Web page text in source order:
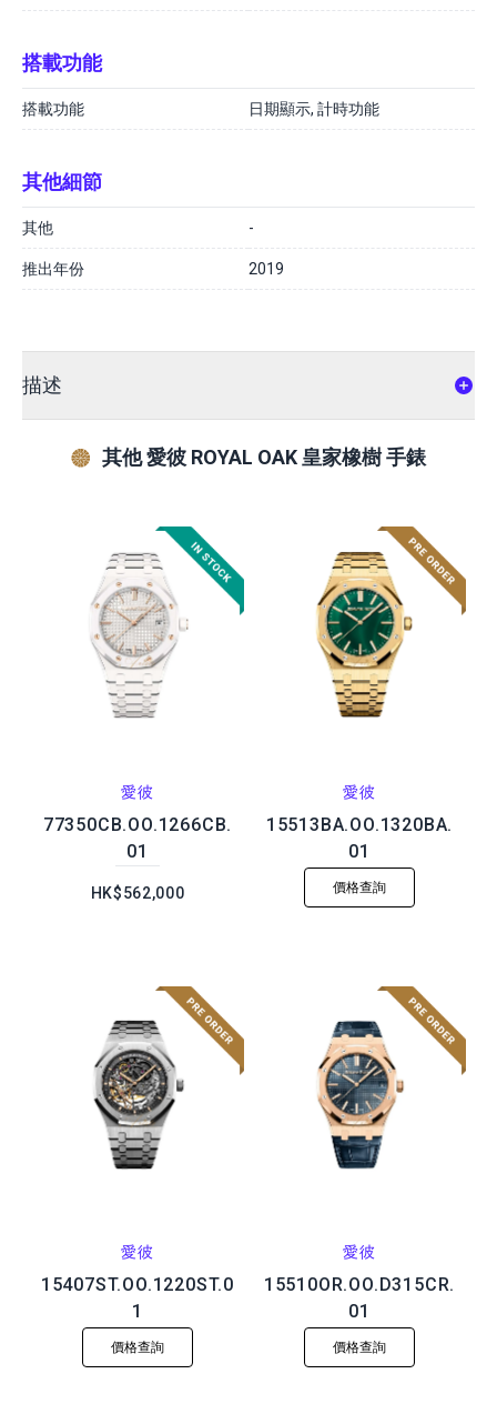
搭載功能
搭載功能 日期顯示, 計時功能
其他細節
其他 -
推出年份 2019
描述
其他 愛彼 ROYAL OAK 皇家橡樹 手錶
愛彼
77350CB.OO.1266CB.
01
HK$562,000
愛彼
15513BA.OO.1320BA.
01
價格查詢
愛彼
15407ST.OO.1220ST.0
1
價格查詢
愛彼
15510OR.OO.D315CR.
01
價格查詢